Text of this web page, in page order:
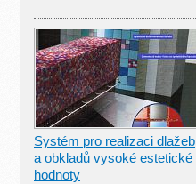
Systém pro realizaci dlažeb
a obkladů vysoké estetické
hodnoty